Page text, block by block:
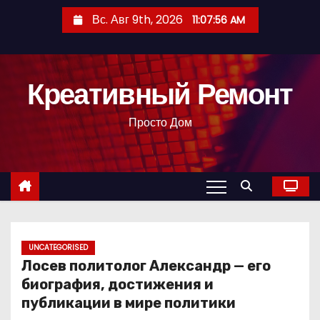
с
Вс. Авг 9th, 2026 11:07:57 AM
Креативный Ремонт
Просто Дом
UNCATEGORISED
Лосев политолог Александр — его
биография, достижения и
публикации в мире политики